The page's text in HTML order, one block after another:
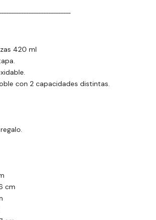
420 ml
con 2 capacidades distintas.
cm